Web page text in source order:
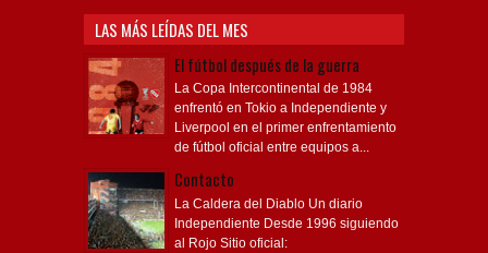
LAS MÁS LEÍDAS DEL MES
El fútbol después de la guerra
La Copa Intercontinental de 1984
enfrentó en Tokio a Independiente y
Liverpool en el primer enfrentamiento
de fútbol oficial entre equipos a...
Contacto
La Caldera del Diablo Un diario
Independiente Desde 1996 siguiendo
al Rojo Sitio oficial: